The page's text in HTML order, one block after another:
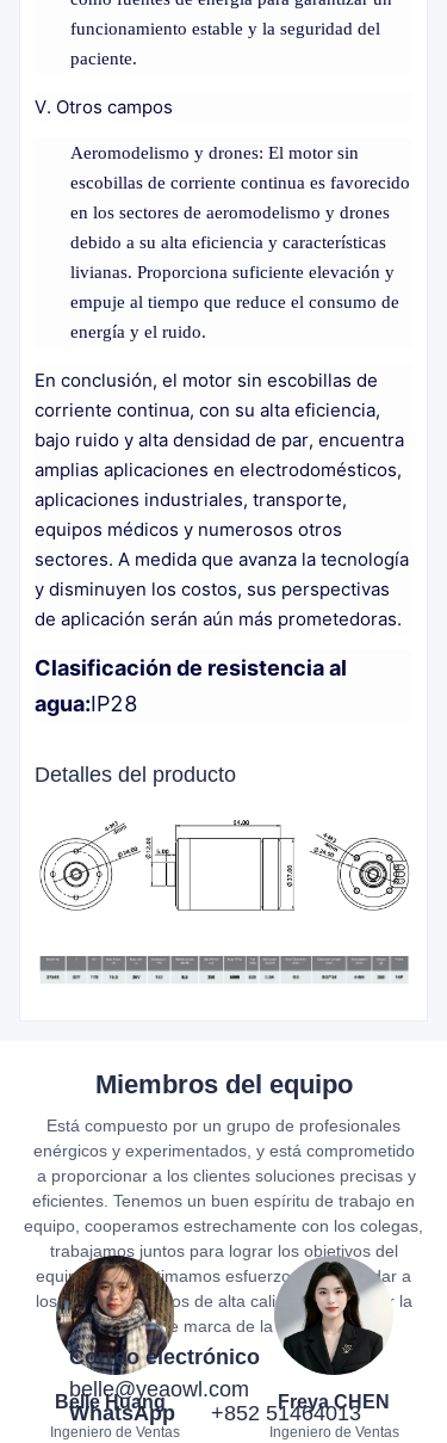
funcionamiento estable y la seguridad del
paciente.
V. Otros campos
Aeromodelismo y drones: El motor sin
escobillas de corriente continua es favorecido
en los sectores de aeromodelismo y drones
debido a su alta eficiencia y características
livianas. Proporciona suficiente elevación y
empuje al tiempo que reduce el consumo de
energía y el ruido.
En conclusión, el motor sin escobillas de
corriente continua, con su alta eficiencia,
bajo ruido y alta densidad de par, encuentra
amplias aplicaciones en electrodomésticos,
aplicaciones industriales, transporte,
equipos médicos y numerosos otros
sectores. A medida que avanza la tecnología
y disminuyen los costos, sus perspectivas
de aplicación serán aún más prometedoras.
Clasificación de resistencia al
agua:IP28
Detalles del producto
Miembros del equipo
Está compuesto por un grupo de profesionales
enérgicos y experimentados, y está comprometido
a proporcionar a los clientes soluciones precisas y
eficientes. Tenemos un buen espíritu de trabajo en
equipo, cooperamos estrechamente con los colegas,
trabajamos juntos para lograr los objetivos del
equipo, no escatimamos esfuerzos para brindar a
los clientes servicios de alta calidad y mantener la
imagen de marca de la empresa.
Belle Huang Freya CHEN
Ingeniero de Ventas
Ingeniero de Ventas
Correo electrónico
belle@yeaowl.com
WhatsApp +852 51464013